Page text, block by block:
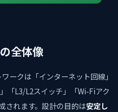
全体像
ークは「インターネット回線」
「L3/L2スイッチ」「Wi-Fiアク
されます。設計の目的は安定し